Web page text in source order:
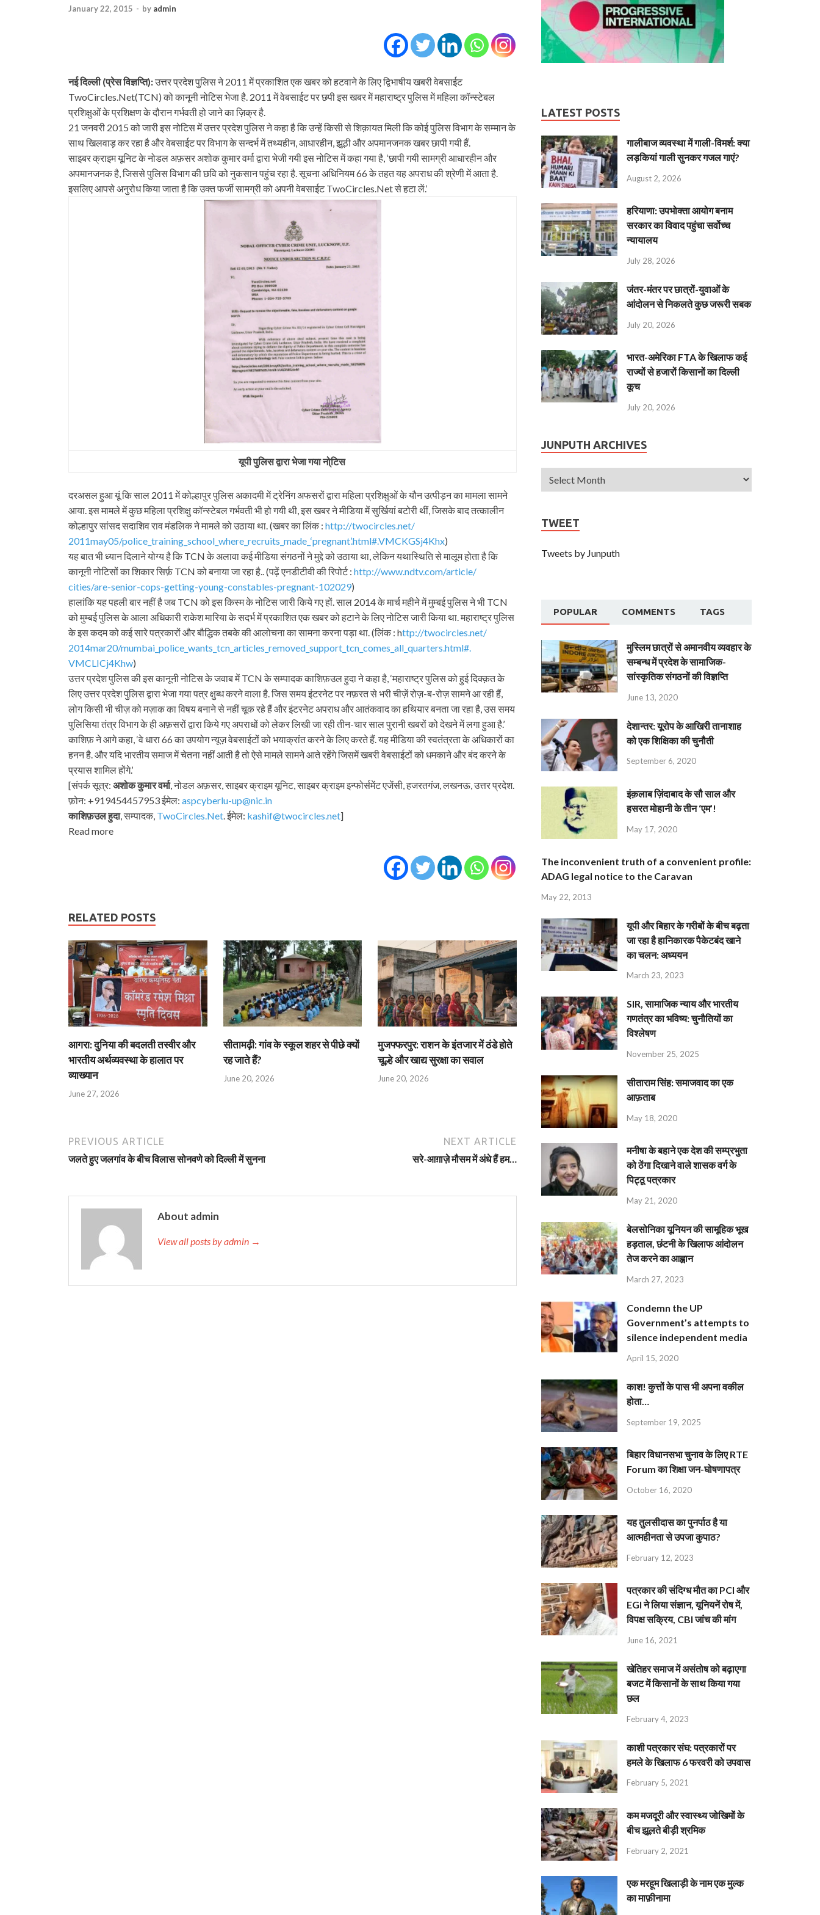
January 22, 2015 - by admin
नई दिल्ली (प्रेस विज्ञप्ति):उत्तर प्रदेश पुलिस ने 2011 में प्रकाशित एक खबर को हटवाने के लिए द्विभाषीय खबरी वेबसाईट
TwoCircles.Net(TCN) को कानूनी नोटिस भेजा है. 2011 में वेबसाईट पर छपी इस खबर में महाराष्ट्र पुलिस में महिला कॉन्स्टेबल
प्रशिक्षुओं के प्रशिक्षण के दौरान गर्भवती हो जाने का ज़िक्र है.
21 जनवरी 2015 को जारी इस नोटिस में उत्तर प्रदेश पुलिस ने कहा है कि उन्हें किसी से शिक़ायत मिली कि कोई पुलिस विभाग के सम्मान के
साथ खिलवाड़ कर रहा है और वेबसाईट पर विभाग के सन्दर्भ में तथ्यहीन, आधारहीन, झूठी और अपमानजनक खबर छापी गयी हैं.
साइबर क्राइम यूनिट के नोडल अफ़सर अशोक कुमार वर्मा द्वारा भेजी गयी इस नोटिस में कहा गया है, ‘छापी गयी सामग्री आधारहीन और
अपमानजनक है, जिससे पुलिस विभाग की छवि को नुकसान पहुंच रहा है. सूचना अधिनियम 66 के तहत यह अपराध की श्रेणी में आता है.
इसलिए आपसे अनुरोध किया जाता है कि उक्त फर्जी सामग्री को अपनी वेबसाईट TwoCircles.Net से हटा लें.’
यूपी पुलिस द्वारा भेजा गया नो्टिस
दरअसल हुआ यूं कि साल 2011 में कोल्हापुर पुलिस अकादमी में ट्रेनिंग अफसरों द्वारा महिला प्रशिक्षुओं के यौन उत्पीड़न का मामला सामने
आया. इस मामले में कुछ महिला प्रशिक्षु कॉन्स्टेबल गर्भवती भी हो गयी थी, इस खबर ने मीडिया में सुर्खियां बटोरी थीं, जिसके बाद तत्कालीन
कोल्हापुर सांसद सदाशिव राव मंडलिक ने मामले को उठाया था. (खबर का लिंक : http://twocircles.net/
2011may05/police_training_ school_where_recruits_made_‘pregnant’.html#.VMCKGSj4Khx)
यह बात भी ध्यान दिलाने योग्य है कि TCN के अलावा कई मीडिया संगठनों ने मुद्दे को उठाया था, लेकिन यथास्थिति से मालूम होता है कि
कानूनी नोटिसों का शिकार सिर्फ़ TCN को बनाया जा रहा है.. (पढ़ें एनडीटीवी की रिपोर्ट : http://www.ndtv.com/article/
cities/are-senior-cops-getting-young-constables-pregnant-102029)
हालांकि यह पहली बार नहीं है जब TCN को इस किस्म के नोटिस जारी किये गए हों. साल 2014 के मार्च महीने में मुम्बई पुलिस ने भी TCN
को मुम्बई पुलिस के आला अधिकारी राकेश मारिया के सदर्भ में प्रकाशित एक खबर को हटाने के लिए नोटिस जारी किया था. महाराष्ट्र पुलिस
के इस कदम को कई सारे पत्रकारों और बौद्धिक तबके की आलोचना का सामना करना पड़ा था. (लिंक : http://twocircles.net/
2014mar20/mumbai_police_wants_ tcn_articles_removed_support_ tcn_comes_all_quarters.html#.
VMCLICj4Khw)
उत्तर प्रदेश पुलिस की इस कानूनी नोटिस के जवाब में TCN के सम्पादक काशिफ़उल हुदा ने कहा है, ‘महाराष्ट्र पुलिस को हुई दिक्क़त के
लिए उत्तर प्रदेश पुलिस द्वारा भेजा गया पत्र क्षुब्ध करने वाला है. जिस समय इंटरनेट पर नफ़रत से भरी चीज़ें रोज़-ब-रोज़ सामने आ रही हैं,
लोग किसी भी चीज़ को मज़ाक का विषय बनाने से नहीं चूक रहे हैं और इंटरनेट अपराध और आतंकवाद का हथियार बनता जा रहा है, उस समय
पुलिसिया तंत्र विभाग के ही अफ़सरों द्वारा किये गए अपराधों को लेकर लिखी जा रही तीन-चार साल पुरानी खबरों को देखने में लगा हुआ है.’
काशिफ़ ने आगे कहा, ‘वे धारा 66 का उपयोग न्यूज़ वेबसाईटों को भयाक्रांत करने के लिए करते हैं. यह मीडिया की स्वतंत्रता के अधिकारों का
हनन है. और यदि भारतीय समाज में चेतना नहीं आती है तो ऐसे मामले सामने आते रहेंगे जिसमें खबरी वेबसाईटों को धमकाने और बंद करने के
प्रयास शामिल होंगे.’
[संपर्क सूत्र: अशोक कुमार वर्मा, नोडल अफ़सर, साइबर क्राइम यूनिट, साइबर क्राइम इन्फोर्समेंट एजेंसी, हजरतगंज, लखनऊ, उत्तर प्रदेश.
फ़ोन: +919454457953 ईमेल: aspcyberlu-up@nic.in
काशिफ़उल हुदा, सम्पादक, TwoCircles.Net. ईमेल: kashif@twocircles.net]
Read more
RELATED POSTS
आगरा: दुनिया की बदलती तस्वीर और
भारतीय अर्थव्यवस्था के हालात पर
व्याख्यान
June 27, 2026
सीतामढ़ी: गांव के स्कूल शहर से पीछे क्यों
रह जाते हैं?
June 20, 2026
मुजफ्फरपुर: राशन के इंतजार में ठंडे होते
चूल्हे और खाद्य सुरक्षा का सवाल
June 20, 2026
PREVIOUS ARTICLE
जलते हुए जलगांव के बीच विलास सोनवणे को दिल्‍ली में सुनना
NEXT ARTICLE
सरे-आग़ाज़े मौसम में अंधे हैं हम…
About admin
View all posts by admin →
LATEST POSTS
गालीबाज व्‍यवस्‍था में गाली-विमर्श: क्या
लड़कियां गाली सुनकर गजल गाएं?
August 2, 2026
हरियाणा: उपभोक्ता आयोग बनाम
सरकार का विवाद पहुंचा सर्वोच्च
न्यायालय
July 28, 2026
जंतर-मंतर पर छात्रों-युवाओं के
आंदोलन से निकलते कुछ जरूरी सबक
July 20, 2026
भारत-अमेरिका FTA के खिलाफ कई
राज्यों से हजारों किसानों का दिल्ली
कूच
July 20, 2026
JUNPUTH ARCHIVES
TWEET
Tweets by Junputh
POPULAR COMMENTS TAGS
मुस्लिम छात्रों से अमानवीय व्यवहार के
सम्बन्ध में प्रदेश के सामाजिक-
सांस्कृतिक संगठनों की विज्ञप्ति
June 13, 2020
देशान्‍तर: यूरोप के आखिरी तानाशाह
को एक शिक्षिका की चुनौती
September 6, 2020
इंक़लाब ज़िंदाबाद के सौ साल और
हसरत मोहानी के तीन ‘एम’!
May 17, 2020
The inconvenient truth of a convenient profile:
ADAG legal notice to the Caravan
May 22, 2013
यूपी और बिहार के गरीबों के बीच बढ़ता
जा रहा है हानिकारक पैकेटबंद खाने
का चलन: अध्ययन
March 23, 2023
SIR, सामाजिक न्याय और भारतीय
गणतंत्र का भविष्य: चुनौतियों का
विश्लेषण
November 25, 2025
सीताराम सिंह: समाजवाद का एक
आफ़ताब
May 18, 2020
मनीषा के बहाने एक देश की सम्प्रभुता
को ठेंगा दिखाने वाले शासक वर्ग के
पिट्ठू पत्रकार
May 21, 2020
बेलसोनिका यूनियन की सामूहिक भूख
हड़ताल, छंटनी के खिलाफ आंदोलन
तेज करने का आह्वान
March 27, 2023
Condemn the UP
Government’s attempts to
silence independent media
April 15, 2020
काश! कुत्तों के पास भी अपना वकील
होता…
September 19, 2025
बिहार विधानसभा चुनाव के लिए RTE
Forum का शिक्षा जन-घोषणापत्र
October 16, 2020
यह तुलसीदास का पुनर्पाठ है या
आत्महीनता से उपजा कुपाठ?
February 12, 2023
पत्रकार की संदिग्ध मौत का PCI और
EGI ने लिया संज्ञान, यूनियनें रोष में,
विपक्ष सक्रिय, CBI जांच की मांग
June 16, 2021
खेतिहर समाज में असंतोष को बढ़ाएगा
बजट में किसानों के साथ किया गया
छल
February 4, 2023
काशी पत्रकार संघ: पत्रकारों पर
हमले के खिलाफ 6 फरवरी को उपवास
February 5, 2021
कम मजदूरी और स्वास्थ्य जोखिमों के
बीच झूलते बीड़ी श्रमिक
February 2, 2021
एक मरहूम खिलाड़ी के नाम एक मुल्क
का माफ़ीनामा